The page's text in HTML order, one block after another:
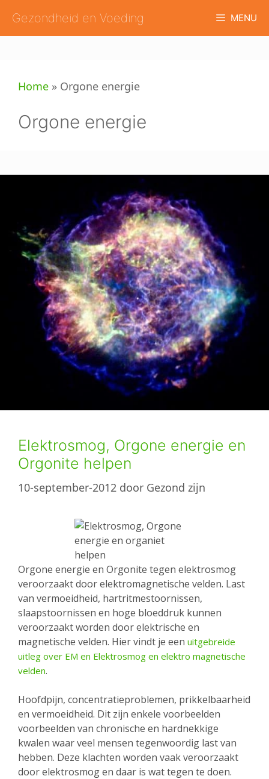
naar
de
Gezondheid en Voeding MENU
Home » Orgone energie
Orgone energie
Elektrosmog, Orgone energie en
Orgonite helpen
10-september-2012 door Gezond zijn
Orgone energie en Orgonite tegen elektrosmog
veroorzaakt door elektromagnetische velden. Last
van vermoeidheid, hartritmestoornissen,
slaapstoornissen en hoge bloeddruk kunnen
veroorzaakt worden door elektrische en
magnetische velden. Hier vindt je een uitgebreide
uitleg over EM en Elektrosmog en elektro magnetische
velden.
Hoofdpijn, concentratieproblemen, prikkelbaarheid
en vermoeidheid. Dit zijn enkele voorbeelden
voorbeelden van chronische en hardnekkige
kwalen waar veel mensen tegenwoordig last van
hebben. Deze klachten worden vaak veroorzaakt
door elektrosmog en daar is wat tegen te doen.